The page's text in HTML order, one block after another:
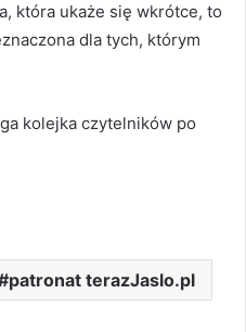
która ukaże się wkrótce, to
dla tych, którym
kolejka czytelników po
patronat terazJaslo.pl